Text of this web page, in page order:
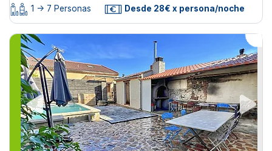
1 -> 7 Personas Desde 28€ x persona/noche